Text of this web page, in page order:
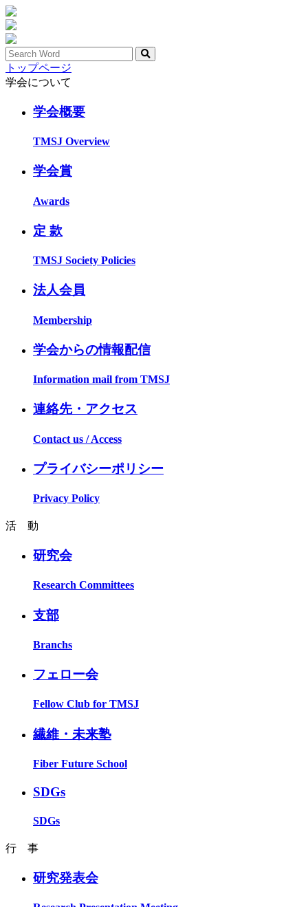
トップページ
学会について
学会概要
TMSJ Overview
学会賞
Awards
定 款
TMSJ Society Policies
法人会員
Membership
学会からの情報配信
Information mail from TMSJ
連絡先・アクセス
Contact us / Access
プライバシーポリシー
Privacy Policy
活 動
研究会
Research Committees
支部
Branchs
フェロー会
Fellow Club for TMSJ
繊維・未来塾
Fiber Future School
SDGs
SDGs
行 事
研究発表会